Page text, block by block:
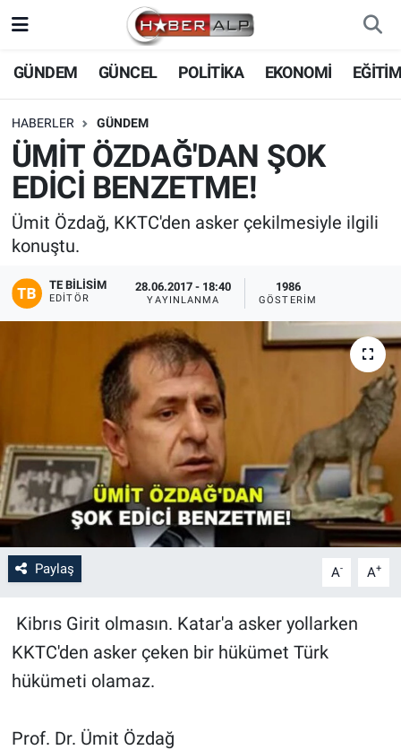
GÜNDEM GÜNCEL POLİTİKA EKONOMİ
HABERLER GÜNDEM
ÜMİT ÖZDAĞ'DAN ŞOK
EDİCİ BENZETME!
Ümit Özdağ, KKTC'den asker çekilmesiyle ilgili
konuştu.
TE BILISIM
EDITÖR
28.06.2017 - 18:40
YAYINLANMA
1986
GÖSTERIM
Paylaş A- A+
Kibrıs Girit olmasın. Katar'a asker yollarken
KKTC'den asker çeken bir hükümet Türk
hükümeti olamaz.
Prof. Dr. Ümit Özdağ
Nöbetçi Eczaneler
Hava Durumu
Trafik Durumu
Tüm Manşetler
Son Dakika Haberleri
Haber Arşivi